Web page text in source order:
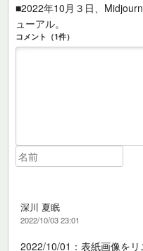
■2022年10月３日、
ューアル。
コメント（1件）
深川 夏眠
2022/10/03 23:01
2022/10/01：表紙画像を